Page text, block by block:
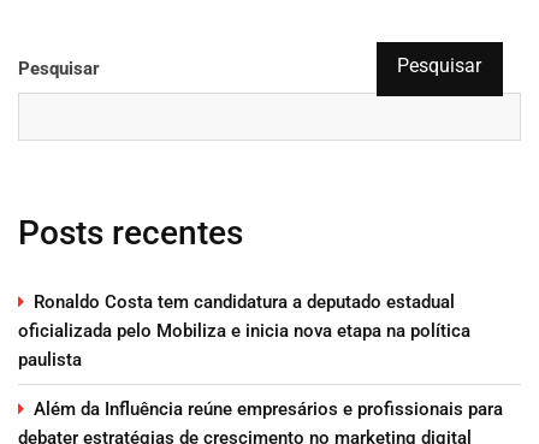
Pesquisar Pesquisar
Posts recentes
Ronaldo Costa tem candidatura a deputado estadual
oficializada pelo Mobiliza e inicia nova etapa na política
paulista
Além da Influência reúne empresários e profissionais para
debater estratégias de crescimento no marketing digital